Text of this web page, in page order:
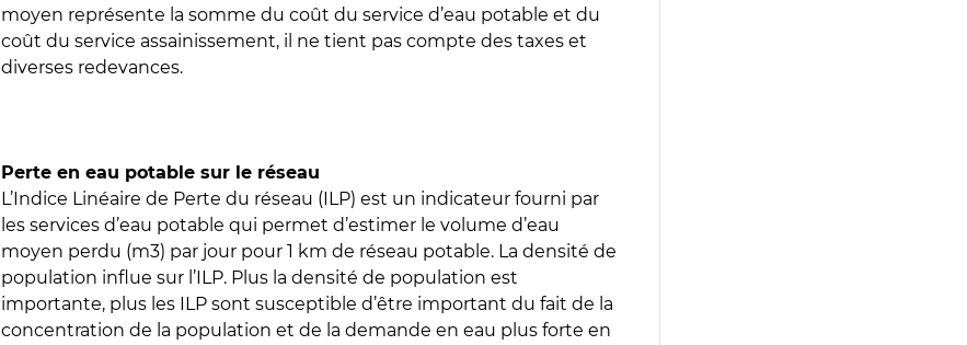
moyen représente la somme du coût du service d’eau potable et du
coût du service assainissement, il ne tient pas compte des taxes et
diverses redevances.
Perte en eau potable sur le réseau
L’Indice Linéaire de Perte du réseau (ILP) est un indicateur fourni par
les services d’eau potable qui permet d’estimer le volume d’eau
moyen perdu (m3) par jour pour 1 km de réseau potable. La densité de
population influe sur l’ILP. Plus la densité de population est
importante, plus les ILP sont susceptible d’être important du fait de la
concentration de la population et de la demande en eau plus forte en